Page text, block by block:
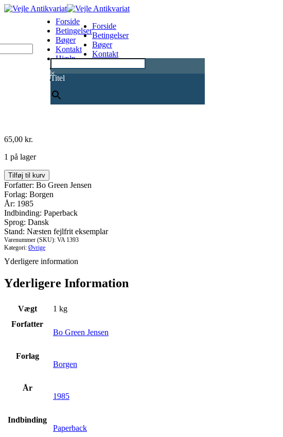
×
Titel
Forside
Betingelser
Bøger
Kontakt
Hjælp
0
Forside
Betingelser
Bøger
Kontakt
65,00 kr.
1 på lager
Så
vidt
vi
ved
er
himlen
blå
antal
Tilføj til kurv
Forfatter: Bo Green Jensen
Forlag: Borgen
År: 1985
Indbinding: Paperback
Sprog: Dansk
Stand: Næsten fejlfrit eksemplar
Varenummer (SKU): VA 1393
Kategori: Øvrige
Yderligere information
Yderligere Information
Vægt
1 kg
Forfatter
Bo Green Jensen
Forlag
Borgen
År
1985
Indbinding
Paperback